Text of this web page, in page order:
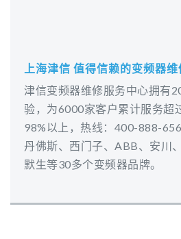
上海津信 值得信赖的变频器
津信变频器维修服务中心拥有
验，为6000家客户累计服务超
98%以上，热线：400-888-
丹佛斯、西门子、ABB、安川
默生等30多个变频器品牌。